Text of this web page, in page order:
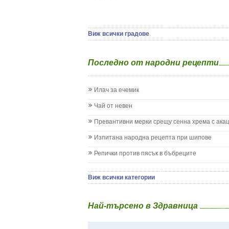
Детски диабет
Жълтеница
Запек на бебето и детето
Кашлица при бебето и детето
Колики
Менингит
Млечница
Нощно напикаване - енуреза
Плач
Виж всички градове
Последно от народни рецепти
Илач за ечемик
Чай от невен
Превантивни мерки срещу сенна хрема с
Изпитана народна рецепта при шипове
Репички против пясък в бъбреците
Виж всички категории
Най-търсено в Здравница